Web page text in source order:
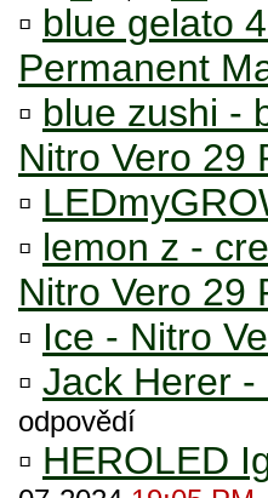
▫ blue gelato
Permanent
▫ blue zushi -
Nitro Vero 29
▫
▫ lemon z -
Nitro Vero 29
▫ Ice - Nitro
▫ Jack Herer -
odpovědí
▫ HEROLED